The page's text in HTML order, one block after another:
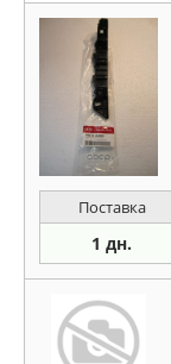
Поставка
1 дн.